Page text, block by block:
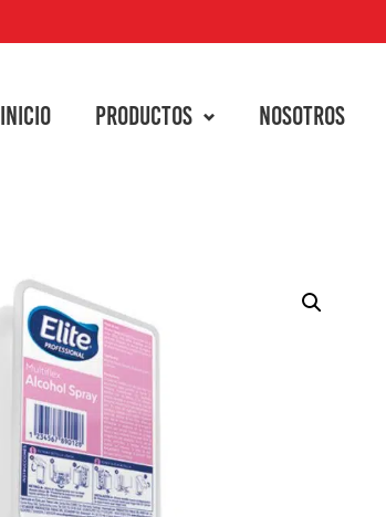
INICIO PRODUCTOS NOSOTROS